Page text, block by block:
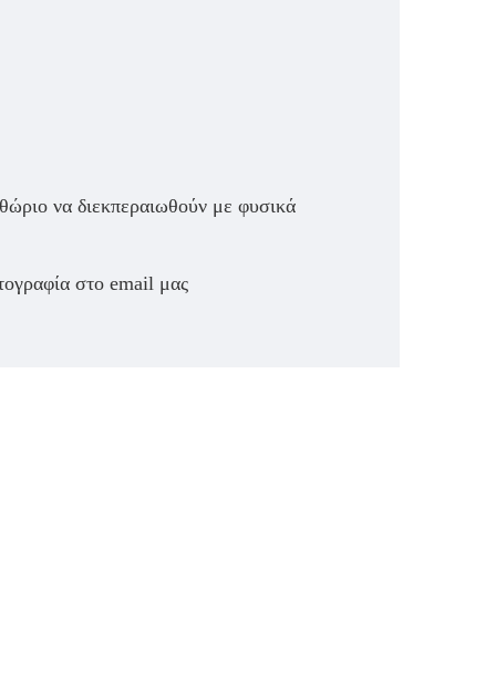
να διεκπεραιωθούν με φυσικά
στο email μας